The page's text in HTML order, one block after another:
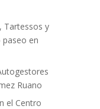
Tartessos y
en
Ruano
el Centro